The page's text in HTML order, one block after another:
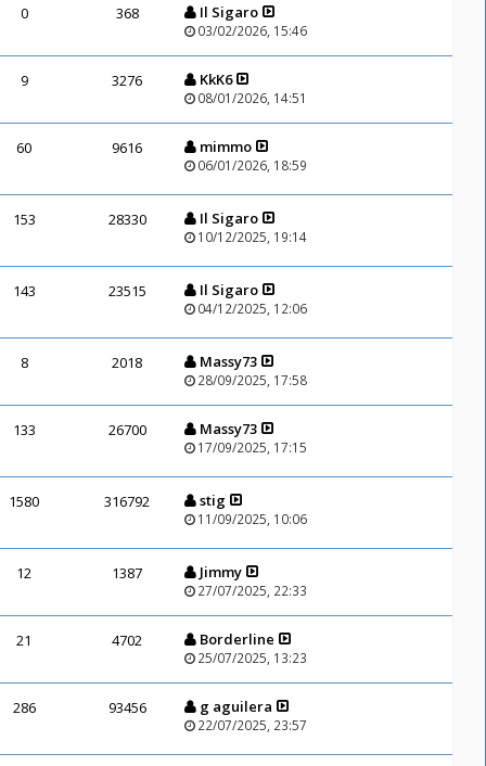
0 368 Il Sigaro
03/02/2026, 15:46
9 3276 KkK6
08/01/2026, 14:51
60 9616 mimmo
06/01/2026, 18:59
153 28330 Il Sigaro
10/12/2025, 19:14
143 23515 Il Sigaro
04/12/2025, 12:06
8 2018 Massy73
28/09/2025, 17:58
133 26700 Massy73
17/09/2025, 17:15
1580 316792 stig
11/09/2025, 10:06
12 1387 Jimmy
27/07/2025, 22:33
21 4702 Borderline
25/07/2025, 13:23
286 93456 g aguilera
22/07/2025, 23:57